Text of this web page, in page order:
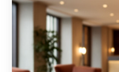
vidéosurveillance
pour
entreprises